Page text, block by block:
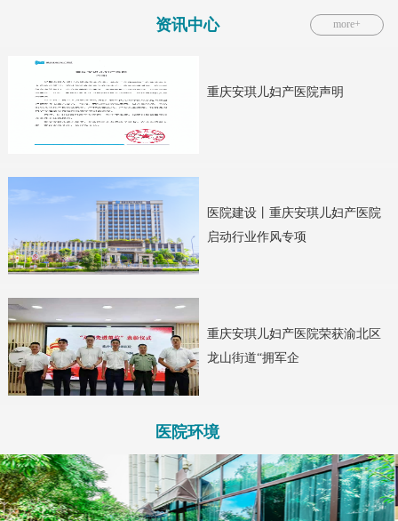
资讯中心 more+
重庆安琪儿妇产医院声明
医院建设丨重庆安琪儿妇产医院
启动行业作风专项
重庆安琪儿妇产医院荣获渝北区
龙山街道“拥军企
医院环境